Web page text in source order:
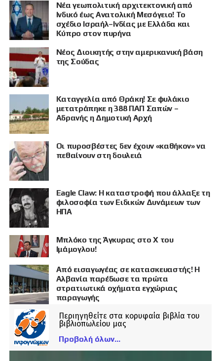
Νέα γεωπολιτική αρχιτεκτονική από
Ινδικό έως Ανατολική Μεσόγειο! Το
σχέδιο Ισραήλ–Ινδίας με Ελλάδα και
Κύπρο στον πυρήνα
Νέος Διοικητής στην αμερικανική βάση
της Σούδας
Καταγγελία από Θράκη! Σε φυλάκιο
μετατράπηκε η 388 ΠΑΠ Σαπών –
Αδρανής η Δημοτική Αρχή
Οι πυροσβέστες δεν έχουν «καθήκον» να
πεθαίνουν στη δουλειά
Eagle Claw: Η καταστροφή που άλλαξε τη
φιλοσοφία των Ειδικών Δυνάμεων των
ΗΠΑ
Μπλόκο της Άγκυρας στο X του
Ιμάμογλου!
Από εισαγωγέας σε κατασκευαστής! Η
Αλβανία παρέδωσε τα πρώτα
στρατιωτικά οχήματα εγχώριας
παραγωγής
Περιηγηθείτε στα κορυφαία βιβλία του
βιβλιοπωλείου μας
Προβολή όλων